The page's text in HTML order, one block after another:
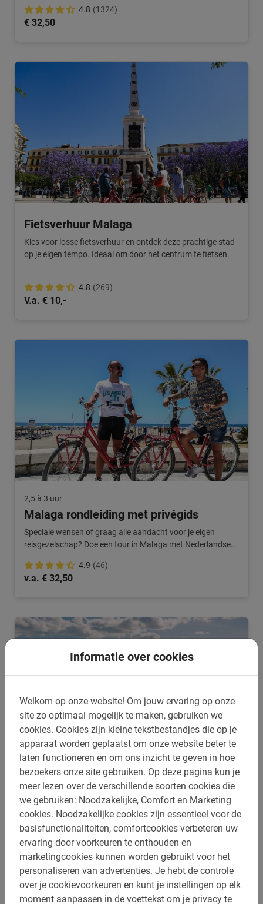
Informatie over cookies
Welkom op onze website! Om jouw ervaring op onze
site zo optimaal mogelijk te maken, gebruiken we
cookies. Cookies zijn kleine tekstbestandjes die op je
apparaat worden geplaatst om onze website beter te
laten functioneren en om ons inzicht te geven in hoe
bezoekers onze site gebruiken. Op deze pagina kun je
meer lezen over de verschillende soorten cookies die
we gebruiken: Noodzakelijke, Comfort en Marketing
cookies. Noodzakelijke cookies zijn essentieel voor de
basisfunctionaliteiten, comfortcookies verbeteren uw
ervaring door voorkeuren te onthouden en
marketingcookies kunnen worden gebruikt voor het
personaliseren van advertenties. Je hebt de controle
over je cookievoorkeuren en kunt je instellingen op elk
moment aanpassen in de voettekst om je privacy te
4.8 (1324)
€ 32,50
Fietsverhuur Malaga
Kies voor losse fietsverhuur en ontdek deze prachtige stad
op je eigen tempo. Ideaal om door het centrum te fietsen.
4.8 (269)
V.a. € 10,-
2,5 à 3 uur
Malaga rondleiding met privégids
Speciale wensen of graag alle aandacht voor je eigen
reisgezelschap? Doe een tour in Malaga met Nederlandse
4.9 (46)
v.a. € 32,50
3 uur
Malaga E-MTB Tour
Verken de omgeving van Malaga op een e-bike. Ontdek een
kant van Malaga die je niet verwacht! Fietsen langs de
prachtige natuur.
4.9 (14)
€ 66,-